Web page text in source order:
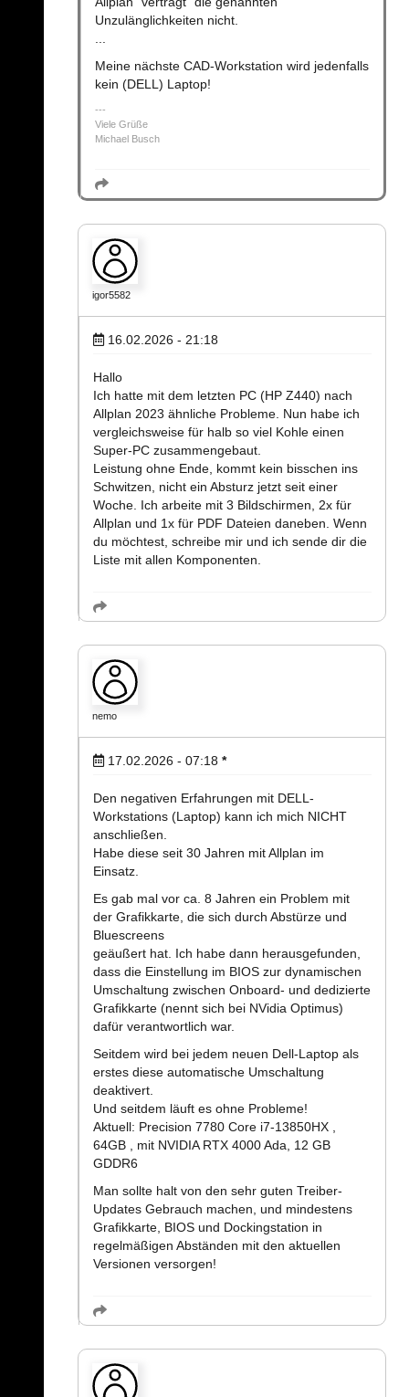
Unzulänglichkeiten nicht.
Meine nächste CAD-Workstation wird jedenfalls
kein (DELL) Laptop!
Viele Grüße
Michael Busch
igor5582
16.02.2026 - 21:18
Hallo
Ich hatte mit dem letzten PC (HP Z440) nach
Allplan 2023 ähnliche Probleme. Nun habe ich
vergleichsweise für halb so viel Kohle einen
Super-PC zusammengebaut.
Leistung ohne Ende, kommt kein bisschen ins
Schwitzen, nicht ein Absturz jetzt seit einer
Woche. Ich arbeite mit 3 Bildschirmen, 2x für
Allplan und 1x für PDF Dateien daneben. Wenn
du möchtest, schreibe mir und ich sende dir die
Liste mit allen Komponenten.
nemo
17.02.2026 - 07:18 *
Den negativen Erfahrungen mit DELL-
Workstations (Laptop) kann ich mich NICHT
anschließen.
Habe diese seit 30 Jahren mit Allplan im
Einsatz.
Es gab mal vor ca. 8 Jahren ein Problem mit
der Grafikkarte, die sich durch Abstürze und
Bluescreens
geäußert hat. Ich habe dann herausgefunden,
dass die Einstellung im BIOS zur dynamischen
Umschaltung zwischen Onboard- und dedizierte
Grafikkarte (nennt sich bei NVidia Optimus)
dafür verantwortlich war.
Seitdem wird bei jedem neuen Dell-Laptop als
erstes diese automatische Umschaltung
deaktivert.
Und seitdem läuft es ohne Probleme!
Aktuell: Precision 7780 Core i7-13850HX ,
64GB , mit NVIDIA RTX 4000 Ada, 12 GB
GDDR6
Man sollte halt von den sehr guten Treiber-
Updates Gebrauch machen, und mindestens
Grafikkarte, BIOS und Dockingstation in
regelmäßigen Abständen mit den aktuellen
Versionen versorgen!